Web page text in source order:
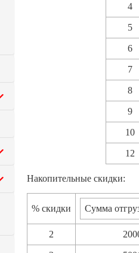
4
5
6
7
8
9
10
12
Накопительные скидки:
% скидки Сумма
2